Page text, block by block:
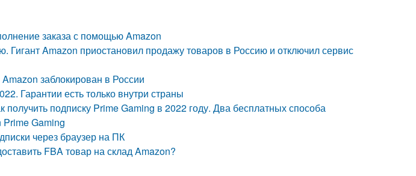
заказа с помощью Amazon
Гигант Amazon приостановил продажу товаров в Россию и отключил сервис
заблокирован в России
Гарантии есть только внутри страны
получить подписку Prime Gaming в 2022 году. Два бесплатных способа
Prime Gaming
через браузер на ПК
FBA товар на склад Amazon?